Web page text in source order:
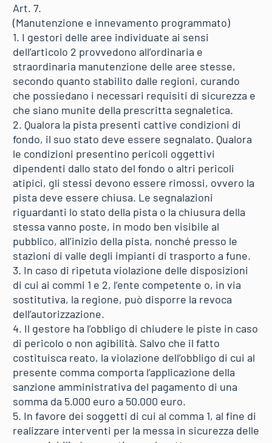
Art. 7.
(Manutenzione e innevamento programmato)
1. I gestori delle aree individuate ai sensi
dell’articolo 2 provvedono all’ordinaria e
straordinaria manutenzione delle aree stesse,
secondo quanto stabilito dalle regioni, curando
che possiedano i necessari requisiti di sicurezza e
che siano munite della prescritta segnaletica.
2. Qualora la pista presenti cattive condizioni di
fondo, il suo stato deve essere segnalato. Qualora
le condizioni presentino pericoli oggettivi
dipendenti dallo stato del fondo o altri pericoli
atipici, gli stessi devono essere rimossi, ovvero la
pista deve essere chiusa. Le segnalazioni
riguardanti lo stato della pista o la chiusura della
stessa vanno poste, in modo ben visibile al
pubblico, all’inizio della pista, nonché presso le
stazioni di valle degli impianti di trasporto a fune.
3. In caso di ripetuta violazione delle disposizioni
di cui ai commi 1 e 2, l’ente competente o, in via
sostitutiva, la regione, può disporre la revoca
dell’autorizzazione.
4. Il gestore ha l’obbligo di chiudere le piste in caso
di pericolo o non agibilità. Salvo che il fatto
costituisca reato, la violazione dell’obbligo di cui al
presente comma comporta l’applicazione della
sanzione amministrativa del pagamento di una
somma da 5.000 euro a 50.000 euro.
5. In favore dei soggetti di cui al comma 1, al fine di
realizzare interventi per la messa in sicurezza delle